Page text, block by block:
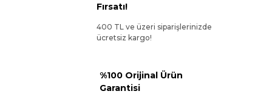
Fırsatı!
400 TL ve üzeri siparişlerinizde
ücretsiz kargo!
%100 Orijinal Ürün
Garantisi